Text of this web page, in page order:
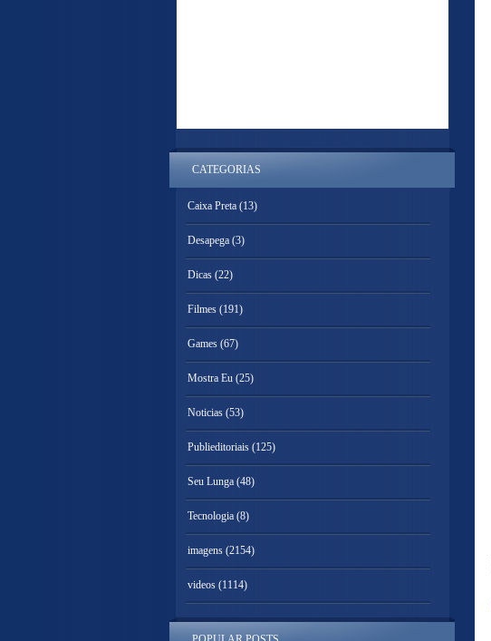
CATEGORIAS
Caixa Preta (13)
Desapega (3)
Dicas (22)
Filmes (191)
Games (67)
Mostra Eu (25)
Noticias (53)
Publieditoriais (125)
Seu Lunga (48)
Tecnologia (8)
imagens (2154)
videos (1114)